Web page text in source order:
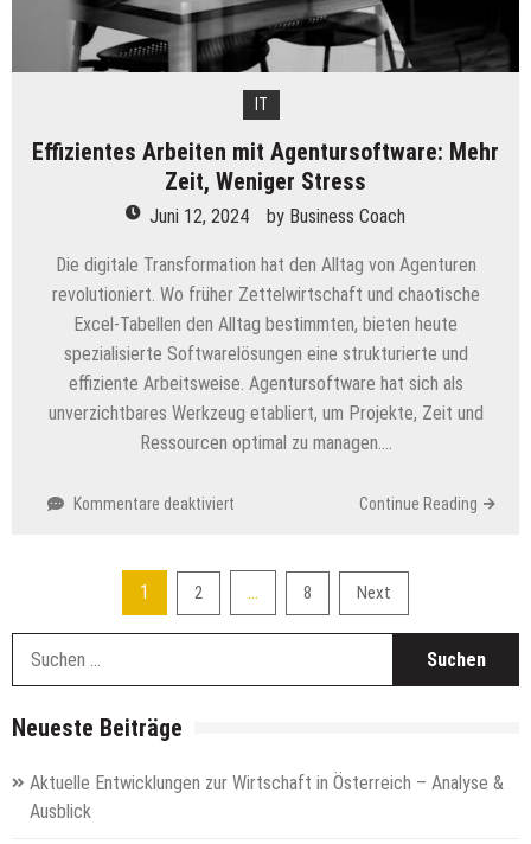
IT
Effizientes Arbeiten mit Agentursoftware: Mehr
Zeit, Weniger Stress
Juni 12, 2024 by Business Coach
Die digitale Transformation hat den Alltag von Agenturen
revolutioniert. Wo früher Zettelwirtschaft und chaotische
Excel-Tabellen den Alltag bestimmten, bieten heute
spezialisierte Softwarelösungen eine strukturierte und
effiziente Arbeitsweise. Agentursoftware hat sich als
unverzichtbares Werkzeug etabliert, um Projekte, Zeit und
Ressourcen optimal zu managen….
Kommentare deaktiviert
mit
Agentursoftware:
Continue Reading
Seitennummerierung
der
Beiträge
1 2 … 8 Next
Neueste Beiträge
Aktuelle Entwicklungen zur Wirtschaft in Österreich – Analyse &
Ausblick